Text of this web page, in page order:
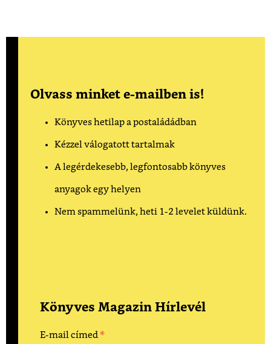
Olvass minket e-mailben is!
Könyves hetilap a postaládádban
Kézzel válogatott tartalmak
A legérdekesebb, legfontosabb könyves
anyagok egy helyen
Nem spammelünk, heti 1-2 levelet küldünk.
Könyves Magazin Hírlevél
E-mail címed *